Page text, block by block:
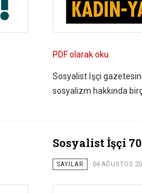
PDF olarak oku
Sosyalist İşçi
sosyalizm hakkında
Sosyalist İşçi
SAYILAR 04 AĞUSTOS